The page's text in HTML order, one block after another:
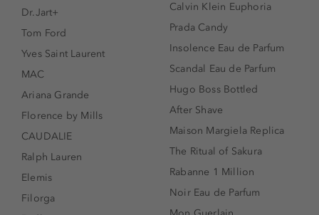
Dr.Jart+
Tom Ford
Yves Saint Laurent
MAC
Ariana Grande
Florence by Mills
CAUDALIE
Ralph Lauren
Elemis
Filorga
Calvin Klein Euphoria
Prada Candy
Insolence Eau de Parfum
Scandal Eau de Parfum
Hugo Boss Bottled
After Shave
Maison Margiela Replica
The Ritual of Sakura
Rabanne 1 Million
Noir Eau de Parfum